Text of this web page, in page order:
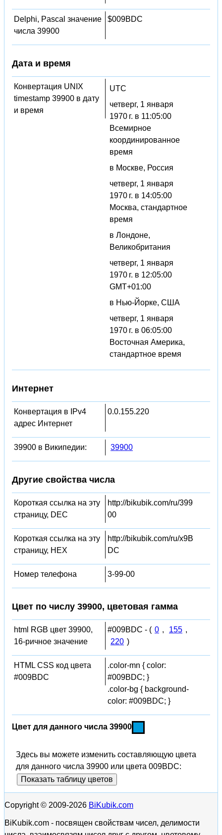
Delphi, Pascal значение
числа 39900
$009BDC
Дата и время
Конвертация UNIX
timestamp 39900 в дату
и время
UTC
четверг, 1 января
1970 г. в 11:05:00
Всемирное
координированное
время
в Москве, Россия
четверг, 1 января
1970 г. в 14:05:00
Москва, стандартное
время
в Лондоне,
Великобритания
четверг, 1 января
1970 г. в 12:05:00
GMT+01:00
в Нью-Йорке, США
четверг, 1 января
1970 г. в 06:05:00
Восточная Америка,
стандартное время
Интернет
Конвертация в IPv4
адрес Интернет
0.0.155.220
39900 в Википедии: 39900
Другие свойства числа
Короткая ссылка на эту
страницу, DEC
http://bikubik.com/ru/399
00
Короткая ссылка на эту
страницу, HEX
http://bikubik.com/ru/x9B
DC
Номер телефона 3-99-00
Цвет по числу 39900, цветовая гамма
html RGB цвет 39900,
16-ричное значение
#009BDC - ( 0 , 155 ,
220 )
HTML CSS код цвета
#009BDC
.color-mn { color:
#009BDC; }
.color-bg { background-
color: #009BDC; }
Цвет для данного числа 39900
Здесь вы можете изменить составляющую цвета
для данного числа 39900 или цвета 009BDC:
Показать таблицу цветов
Copyright © 2009-2026 BiKubik.com
BiKubik.com - посвящен свойствам чисел, делимости